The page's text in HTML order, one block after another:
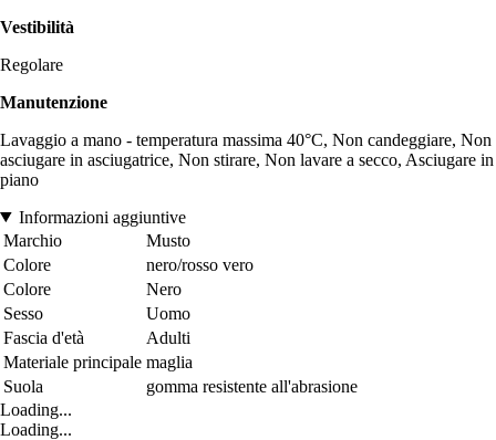
Vestibilità
Regolare
Manutenzione
Lavaggio a mano - temperatura massima 40°C, Non candeggiare, Non
asciugare in asciugatrice, Non stirare, Non lavare a secco, Asciugare in
piano
Informazioni aggiuntive
Marchio
Musto
Colore
nero/rosso vero
Colore
Nero
Sesso
Uomo
Fascia d'età
Adulti
Materiale principale maglia
Suola
gomma resistente all'abrasione
Loading...
Loading...